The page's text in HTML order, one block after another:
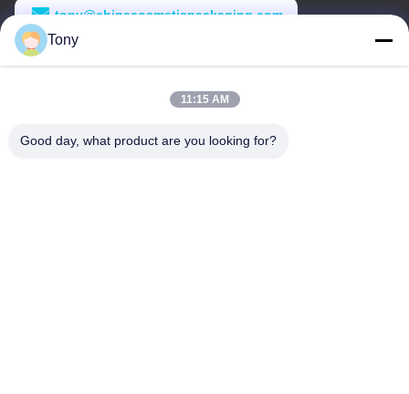
tony@chinacosmeticpackaging.com
Arbeitszeit
Tony
11:15 AM
Good day, what product are you looking for?